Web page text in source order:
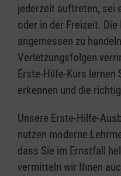
jederzeit auftreten, sei
oder in der Freizeit.
angemessen zu
Verletzungsfolgen
Erste-Hilfe-Kurs lernen
erkennen und die
Unsere Erste-Hilfe-
nutzen moderne
dass Sie im Ernstfall
vermitteln wir Ihnen